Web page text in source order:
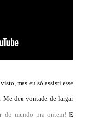
mas eu só assisti esse
Me deu vontade de largar
do mundo pra ontem! E